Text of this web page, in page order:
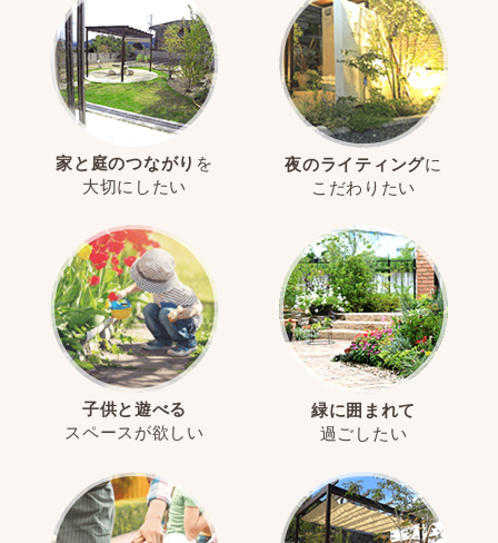
家と庭のつながり を
大切にしたい
夜のライティングに
こだわりたい
子供と遊べる
スペースが欲しい
緑に囲まれて
過ごしたい